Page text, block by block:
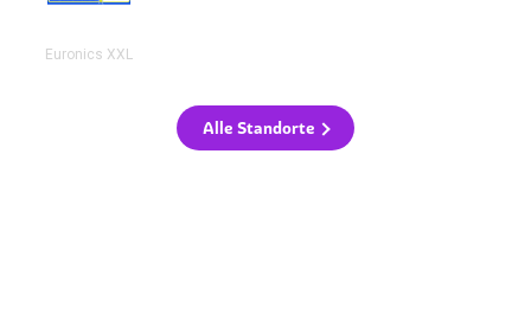
Euronics XXL
Alle Standorte